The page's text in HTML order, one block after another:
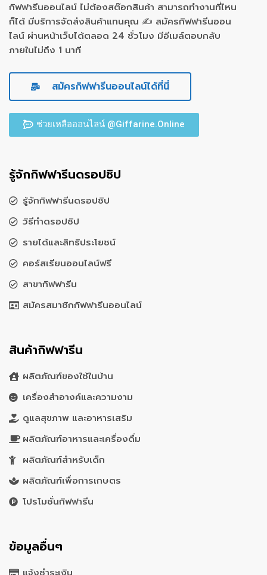
กิฟฟารีนออนไลน์ ไม่ต้องสต๊อกสินค้า สามารถทำงานที่ไหน
ก็ได้ มีบริการจัดส่งสินค้าแทนคุณ ✍ สมัครกิฟฟารีนออน
ไลน์ ผ่านหน้าเว็บได้ตลอด 24 ชั่วโมง มีอีเมล์ตอบกลับ
ภายในไม่ถึง 1 นาที
สมัครกิฟฟารีนออนไลน์ได้ที่นี่
ช่วยเหลือออนไลน์ @Giffarine.Online
รู้จักกิฟฟารีนดรอปชิป
รู้จักกิฟฟารีนดรอปชิป
วิธีทำดรอปชิป
รายได้และสิทธิประโยชน์
คอร์สเรียนออนไลน์ฟรี
สาขากิฟฟารีน
สมัครสมาชิกกิฟฟารีนออนไลน์
สินค้ากิฟฟารีน
ผลิตภัณฑ์ของใช้ในบ้าน
เครื่องสำอางค์และความงาม
ดูแลสุขภาพ และอาหารเสริม
ผลิตภัณฑ์อาหารและเครื่องดื่ม
ผลิตภัณฑ์สำหรับเด็ก
ผลิตภัณฑ์เพื่อการเกษตร
โปรโมชั่นกิฟฟารีน
ข้อมูลอื่นๆ